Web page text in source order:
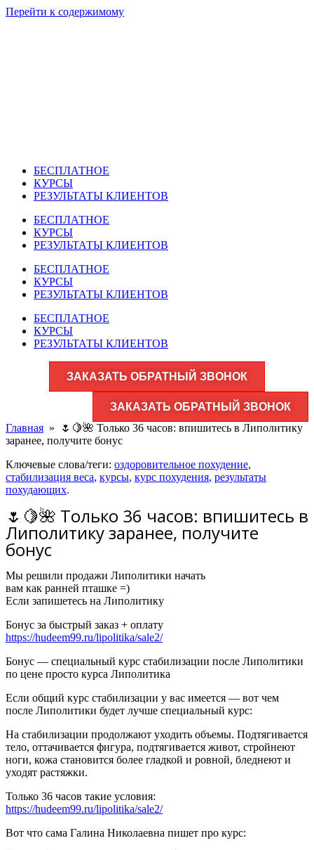
Перейти к содержимому
БЕСПЛАТНОЕ
КУРСЫ
РЕЗУЛЬТАТЫ КЛИЕНТОВ
БЕСПЛАТНОЕ
КУРСЫ
РЕЗУЛЬТАТЫ КЛИЕНТОВ
БЕСПЛАТНОЕ
КУРСЫ
РЕЗУЛЬТАТЫ КЛИЕНТОВ
БЕСПЛАТНОЕ
КУРСЫ
РЕЗУЛЬТАТЫ КЛИЕНТОВ
ЗАКАЗАТЬ ОБРАТНЫЙ ЗВОНОК
ЗАКАЗАТЬ ОБРАТНЫЙ ЗВОНОК
Главная »
🌷🍋🌺 Только 36 часов: впишитесь в Липолитику
заранее, получите бонус
Ключевые слова/теги: оздоровительное похудение,
стабилизация веса, курсы, курс похудения, результаты
похудающих.
🌷🍋🌺 Только 36 часов: впишитесь в
Липолитику заранее, получите
бонус
Мы решили продажи Липолитики начать
вам как ранней пташке =)
Если запишетесь на Липолитику
Бонус за быстрый заказ + оплату
https://hudeem99.ru/lipolitika/sale2/
Бонус — специальный курс стабилизации после Липолитики
по цене просто курса Липолитика
Если общий курс стабилизации у вас имеется — вот чем
после Липолитики будет лучше специальный курс:
На стабилизации продолжают уходить объемы. Подтягивается
тело, оттачивается фигура, подтягивается живот, стройнеют
ноги, кожа становится более гладкой и ровной, бледнеют и
уходят растяжки.
Только 36 часов такие условия:
https://hudeem99.ru/lipolitika/sale2/
Вот что сама Галина Николаевна пишет про курс: